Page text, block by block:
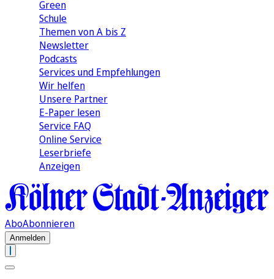
Green
Schule
Themen von A bis Z
Newsletter
Podcasts
Services und Empfehlungen
Wir helfen
Unsere Partner
E-Paper lesen
Service FAQ
Online Service
Leserbriefe
Anzeigen
AboAbonnieren
Anmelden